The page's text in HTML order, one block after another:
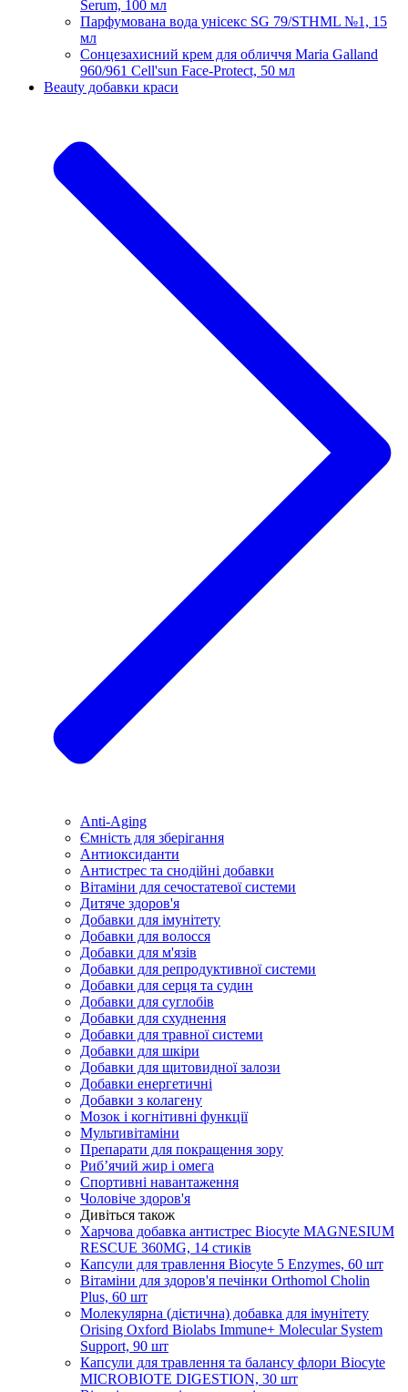
Serum, 100 мл
Парфумована вода унісекс SG 79/STHML №1, 15
мл
Сонцезахисний крем для обличчя Maria Galland
960/961 Cell'sun Face-Protect, 50 мл
Beauty добавки краси
Anti-Aging
Ємність для зберігання
Антиоксиданти
Антистрес та снодійні добавки
Вітаміни для сечостатевої системи
Дитяче здоров'я
Добавки для імунітету
Добавки для волосся
Добавки для м'язів
Добавки для репродуктивної системи
Добавки для серця та судин
Добавки для суглобів
Добавки для схуднення
Добавки для травної системи
Добавки для шкіри
Добавки для щитовидної залози
Добавки енергетичні
Добавки з колагену
Мозок і когнітивні функції
Мультивітаміни
Препарати для покращення зору
Риб’ячий жир і омега
Спортивні навантаження
Чоловіче здоров'я
Дивіться також
Харчова добавка антистрес Biocyte MAGNESIUM
RESCUE 360MG, 14 стиків
Капсули для травлення Biocyte 5 Enzymes, 60 шт
Вітаміни для здоров'я печінки Orthomol Cholin
Plus, 60 шт
Молекулярна (дієтична) добавка для імунітету
Orising Oxford Biolabs Immune+ Molecular System
Support, 90 шт
Капсули для травлення та балансу флори Biocyte
MICROBIOTE DIGESTION, 30 шт